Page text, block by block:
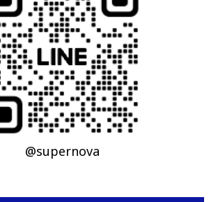
@supernova